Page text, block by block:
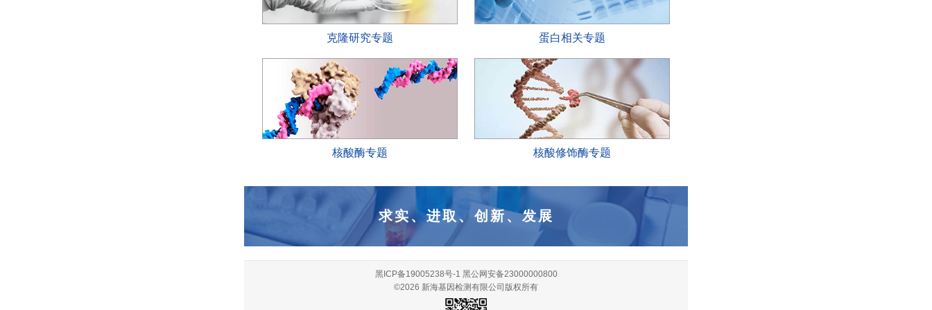
克隆研究专题 蛋白相关专题
核酸酶专题 核酸修饰酶专题
求实、进取、创新、发展
黑ICP备19005238号-1 黑公网安备23000000800
©2026 新海基因检测有限公司版权所有